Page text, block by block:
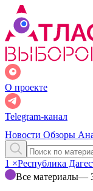
О проекте
Telegram-канал
Новости Обзоры
1 ×Республика
Все материалы—